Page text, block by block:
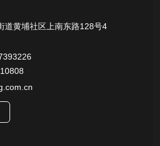
用运输传媒介质）系列
本采集与保存套装系列
道黄埔社区上南东路128号4